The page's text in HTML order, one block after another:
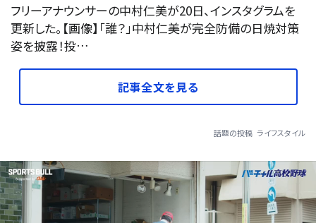
フリーアナウンサーの中村仁美が20日、インスタグラムを
更新した。【画像】「誰？」中村仁美が完全防備の日焼対策
姿を披露！投…
記事全文を見る
話題の投稿 ライフスタイル